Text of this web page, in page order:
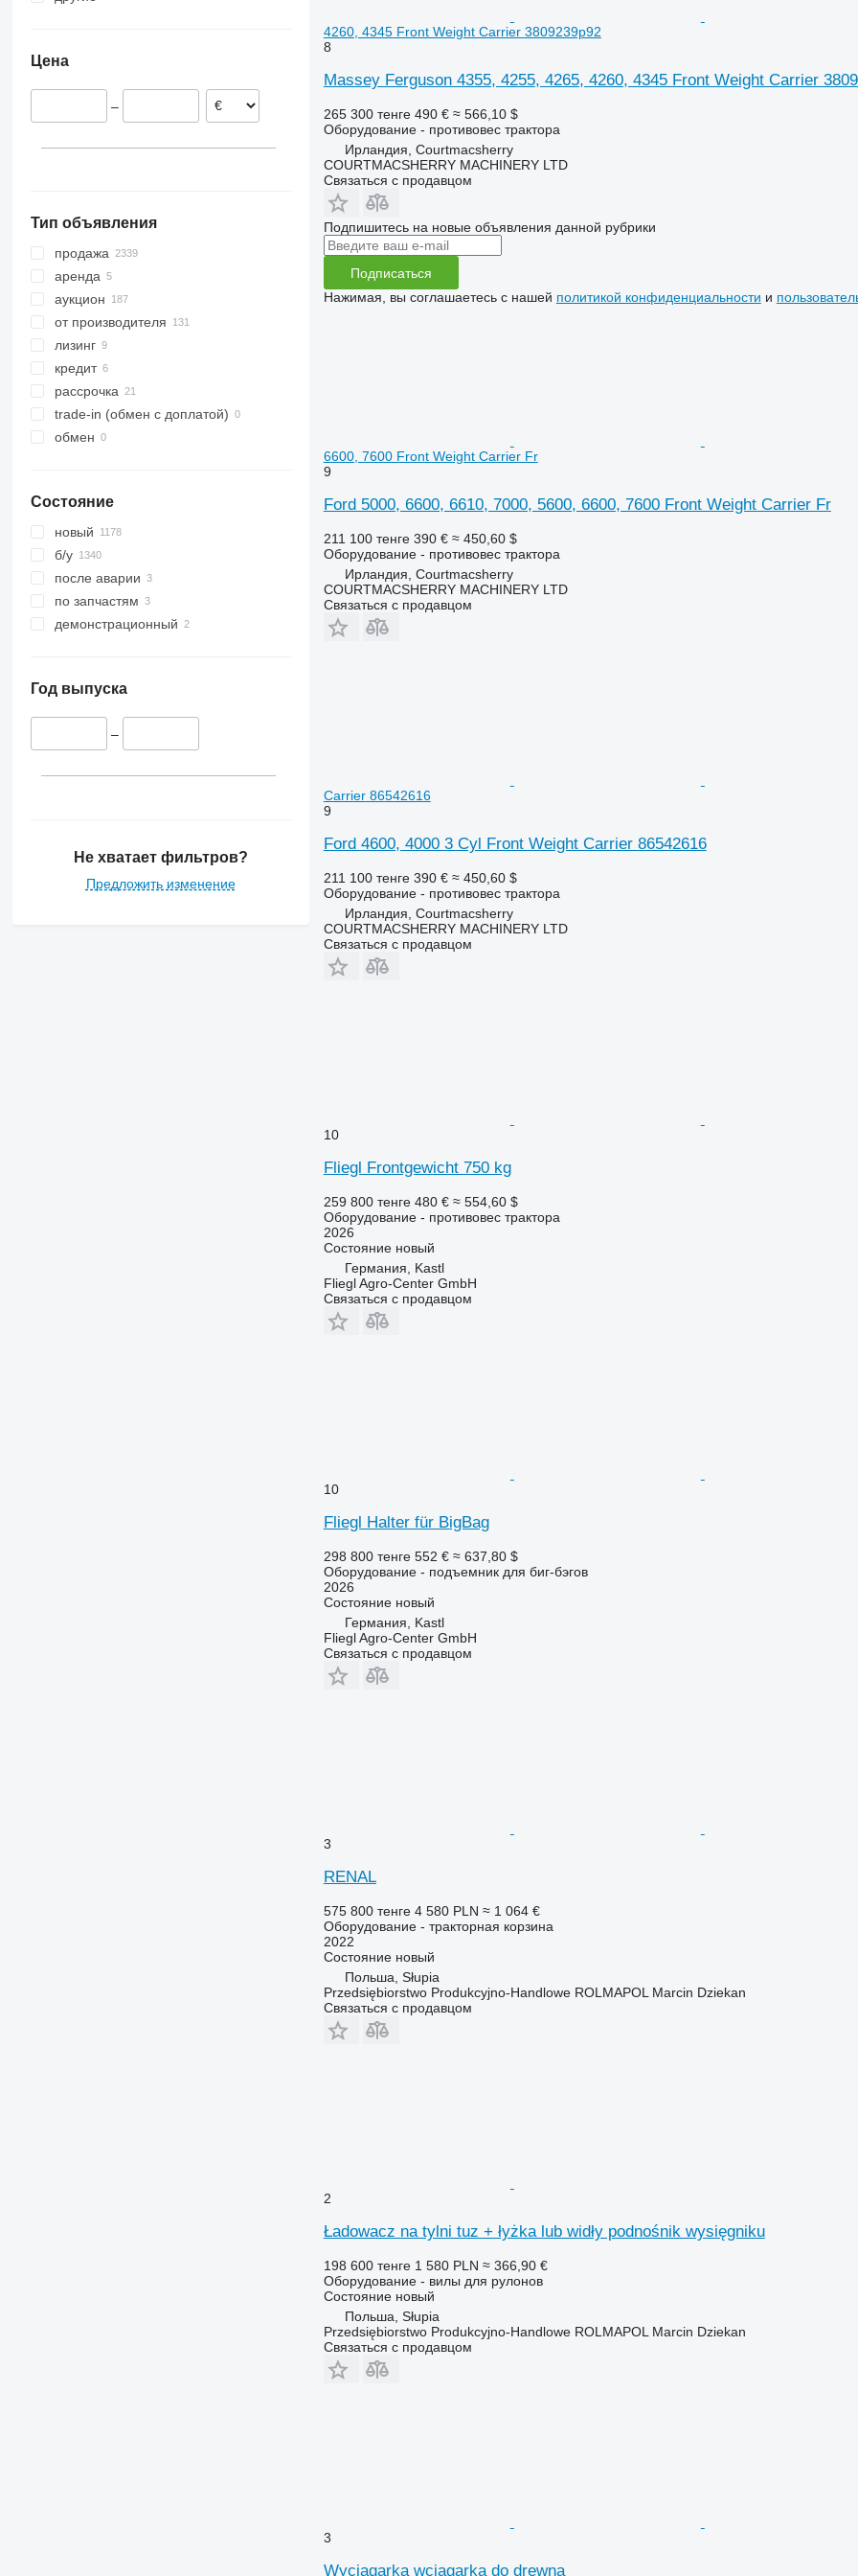
Норвегия
Ирландия
Арабские Эмираты
Чили
Аргентина
Цена
–
Тип объявления
продажа
аренда
аукцион
от производителя
лизинг
кредит
рассрочка
trade-in (обмен с доплатой)
обмен
Состояние
новый
б/у
после аварии
по запчастям
демонстрационный
Год выпуска
–
Не хватает фильтров?
Предложить изменение
4260, 4345 Front Weight Carrier 3809239p92
8
Massey Ferguson 4355, 4255, 4265, 4260, 4345 Front Weight Carrier
265 300 тенге 490 € ≈ 566,10 $
Оборудование - противовес трактора
Ирландия, Courtmacsherry
COURTMACSHERRY MACHINERY LTD
Связаться с продавцом
Подпишитесь на новые объявления данной рубрики
Подписаться
Нажимая, вы соглашаетесь с нашей политикой конфиденциальности и
6600, 7600 Front Weight Carrier Fr
9
Ford 5000, 6600, 6610, 7000, 5600, 6600, 7600 Front Weight Carrier Fr
211 100 тенге 390 € ≈ 450,60 $
Оборудование - противовес трактора
Ирландия, Courtmacsherry
COURTMACSHERRY MACHINERY LTD
Связаться с продавцом
Carrier 86542616
9
Ford 4600, 4000 3 Cyl Front Weight Carrier 86542616
211 100 тенге 390 € ≈ 450,60 $
Оборудование - противовес трактора
Ирландия, Courtmacsherry
COURTMACSHERRY MACHINERY LTD
Связаться с продавцом
10
Fliegl Frontgewicht 750 kg
259 800 тенге 480 € ≈ 554,60 $
Оборудование - противовес трактора
2026
Состояниеновый
Германия, Kastl
Fliegl Agro-Center GmbH
Связаться с продавцом
10
Fliegl Halter für BigBag
298 800 тенге 552 € ≈ 637,80 $
Оборудование - подъемник для биг-бэгов
2026
Состояниеновый
Германия, Kastl
Fliegl Agro-Center GmbH
Связаться с продавцом
3
RENAL
575 800 тенге 4 580 PLN ≈ 1 064 €
Оборудование - тракторная корзина
2022
Состояниеновый
Польша, Słupia
Przedsiębiorstwo Produkcyjno-Handlowe ROLMAPOL Marcin Dziekan
Связаться с продавцом
2
Ładowacz na tylni tuz + łyżka lub widły podnośnik wysięgniku
198 600 тенге 1 580 PLN ≈ 366,90 €
Оборудование - вилы для рулонов
Состояниеновый
Польша, Słupia
Przedsiębiorstwo Produkcyjno-Handlowe ROLMAPOL Marcin Dziekan
Связаться с продавцом
3
Wyciągarka wciągarka do drewna